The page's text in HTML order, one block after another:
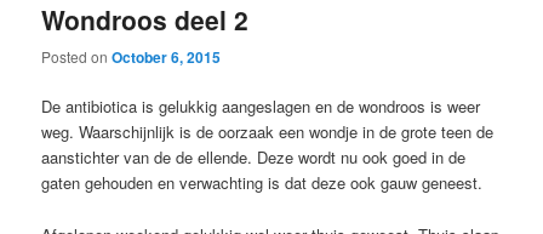
Wondroos deel 2
Posted onOctober 6, 2015
De antibiotica is gelukkig aangeslagen en de wondroos is weer
weg. Waarschijnlijk is de oorzaak een wondje in de grote teen de
aanstichter van de de ellende. Deze wordt nu ook goed in de
gaten gehouden en verwachting is dat deze ook gauw geneest.